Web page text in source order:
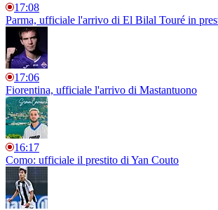
17:08
Parma, ufficiale l'arrivo di El Bilal Touré in
17:06
Fiorentina, ufficiale l'arrivo di Mastantuono
16:17
Como: ufficiale il prestito di Yan Couto